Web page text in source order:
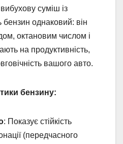
суміш із
однаковий: він
октановим числом і
на продуктивність,
вашого авто.
бензину:
: Показує стійкість
(передчасного